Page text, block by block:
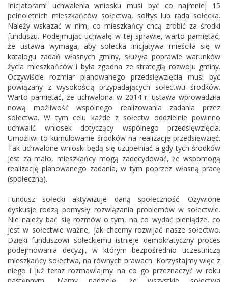
Inicjatorami uchwalenia wniosku musi być co najmniej 15
pełnoletnich mieszkańców sołectwa, sołtys lub rada sołecka.
Należy wskazać w nim, co mieszkańcy chcą zrobić za środki
funduszu. Podejmując uchwałę w tej sprawie, warto pamiętać,
że ustawa wymaga, aby sołecka inicjatywa mieściła się w
katalogu zadań własnych gminy, służyła poprawie warunków
życia mieszkańców i była zgodna ze strategią rozwoju gminy.
Oczywiście rozmiar planowanego przedsięwzięcia musi być
powiązany z wysokością przypadających sołectwu środków.
Warto pamiętać, że uchwalona w 2014 r. ustawa wprowadziła
nową możliwość wspólnego realizowania zadania przez
sołectwa. W tym celu każde z sołectw oddzielnie powinno
uchwalić wniosek dotyczący wspólnego przedsięwzięcia.
Umożliwi to kumulowanie środków na realizację przedsięwzięć.
Tak uchwalone wnioski będą się uzupełniać a gdy tych środków
jest za mało, mieszkańcy mogą zadecydować, że wspomogą
realizację planowanego zadania, w tym poprzez własną pracę
(społeczną).
Fundusz sołecki aktywizuje daną społeczność. Ożywione
dyskusje rodzą pomysły rozwiązania problemów w sołectwie.
Nie należy bać się rozmów o tym, na co wydać pieniądze, co
jest w sołectwie ważne, jak chcemy rozwijać nasze sołectwo.
Dzięki funduszowi sołeckiemu istnieje demokratyczny proces
podejmowania decyzji, w którym bezpośrednio uczestniczą
mieszkańcy sołectwa, na równych prawach. Korzystajmy więc z
niego i już teraz rozmawiajmy na co go przeznaczyć w roku